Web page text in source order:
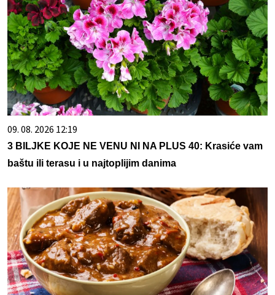
09. 08. 2026 12:19
3 BILJKE KOJE NE VENU NI NA PLUS 40: Krasiće vam
baštu ili terasu i u najtoplijim danima